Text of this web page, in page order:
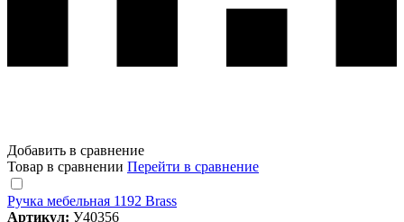
Добавить в сравнение
Товар в сравнении Перейти в сравнение
Ручка мебельная 1192 Brass
Артикул: У40356